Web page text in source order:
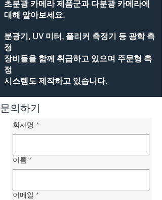
초분광 카메라 제품군과 다분광 카메라에
대해 알아보세요.
분광기, UV 미터, 플리커 측정기 등 광학 측
정
장비들을 함께 취급하고 있으며 주문형 측
정
시스템도 제작하고 있습니다.
문의하기
회사명 *
이름 *
이메일 *